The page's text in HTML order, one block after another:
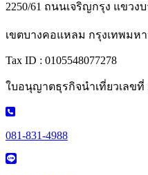
2250/61 ถนนเจริญกรุง แขวง
เขตบางคอแหลม กรุงเทพมหา
Tax ID : 0105548077278
ใบอนุญาตธุรกิจนำเที่ยวเลขที่ :
081-831-4988